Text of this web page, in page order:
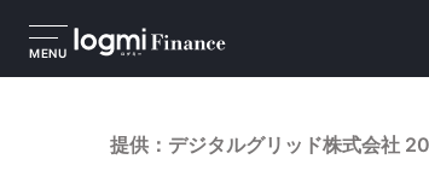
MENU
提供：デジタルグリッド株式会社